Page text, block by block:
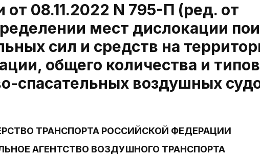
от 08.11.2022 N 795-П (ред. от
мест дислокации
сил и средств на
общего количества и типов
спасательных воздушных
ТРАНСПОРТА РОССИЙСКОЙ ФЕДЕРАЦИИ
АГЕНТСТВО ВОЗДУШНОГО ТРАНСПОРТА